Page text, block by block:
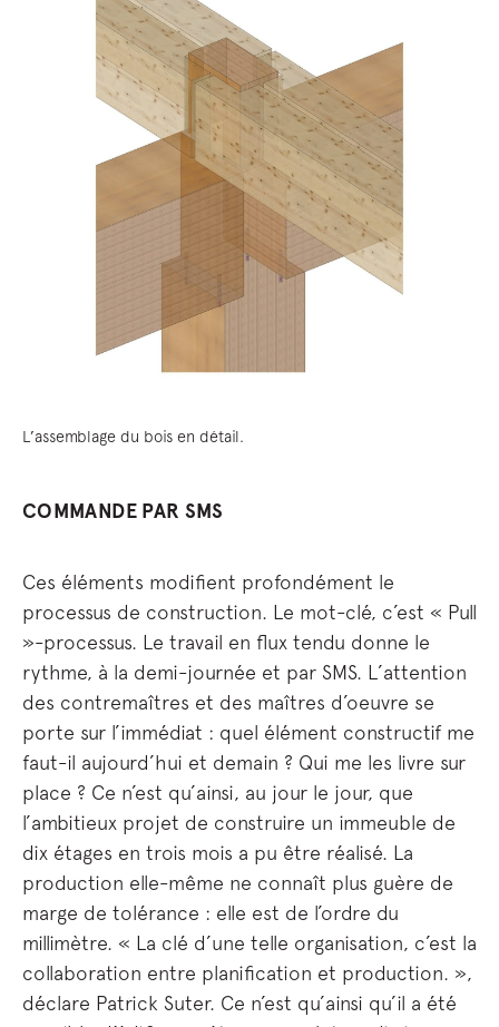
L’assemblage du bois en détail.
COMMANDE PAR SMS
Ces éléments modifient profondément le
processus de construction. Le mot-clé, c’est « Pull
»-processus. Le travail en flux tendu donne le
rythme, à la demi-journée et par SMS. L’attention
des contremaîtres et des maîtres d’oeuvre se
porte sur l’immédiat : quel élément constructif me
faut-il aujourd’hui et demain ? Qui me les livre sur
place ? Ce n’est qu’ainsi, au jour le jour, que
l’ambitieux projet de construire un immeuble de
dix étages en trois mois a pu être réalisé. La
production elle-même ne connaît plus guère de
marge de tolérance : elle est de l’ordre du
millimètre. « La clé d’une telle organisation, c’est la
collaboration entre planification et production. »,
déclare Patrick Suter. Ce n’est qu’ainsi qu’il a été